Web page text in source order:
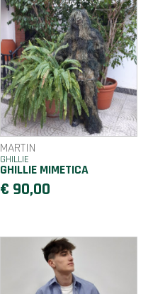
MARTIN
GHILLIE
GHILLIE MIMETICA
€ 90,00